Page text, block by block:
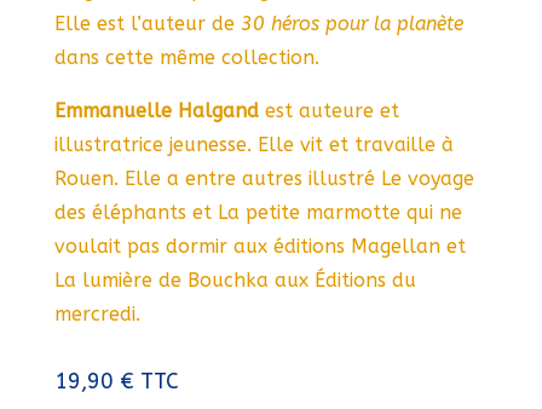
Elle est l’auteur de 30 héros pour la planète
dans cette même collection.
Emmanuelle Halgandest auteure et
illustratrice jeunesse. Elle vit et travaille à
Rouen. Elle a entre autres illustré Le voyage
des éléphants et La petite marmotte qui ne
voulait pas dormir aux éditions Magellan et
La lumière de Bouchka aux Éditions du
mercredi.
19,90 € TTC